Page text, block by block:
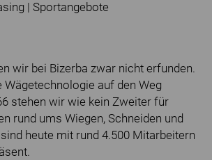
| Sportangebote
wir bei Bizerba zwar nicht erfunden.
Wägetechnologie auf den Weg
stehen wir wie kein Zweiter für
rund ums Wiegen, Schneiden und
heute mit rund 4.500 Mitarbeitern